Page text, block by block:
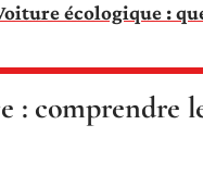
écologique :
: comprendre